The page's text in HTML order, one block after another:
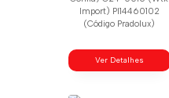
Import) Pl14460102
(Código Pradolux)
Ver Detalhes